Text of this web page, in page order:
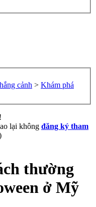
cảnh > Khám phá
lại không đăng ký tham
thường
ở Mỹ